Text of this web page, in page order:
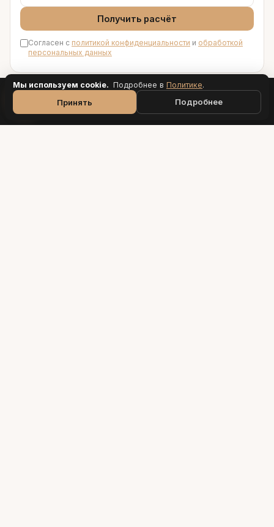
Получить расчёт
Согласен с политикой конфиденциальности и обработкой
персональных данных
ПК «Еврострой» Производитель бань
Мы используем cookie. Подробнее в Политике.
Принять Подробнее